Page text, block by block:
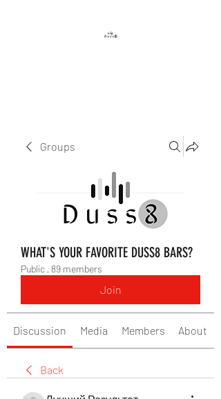
Groups
WHAT'S YOUR FAVORITE DUSS8 BARS?
Public · 89 members
Join
Discussion Media Members About
Back